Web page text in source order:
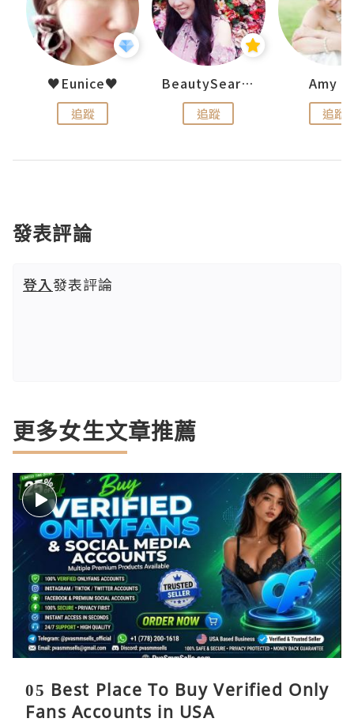
♥Eunice♥
追蹤
BeautySearch
追蹤
Amy
追蹤
發表評論
登入發表評論
更多女生文章推薦
05 Best Place To Buy Verified Only
Fans Accounts in USA